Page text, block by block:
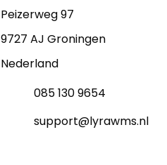
Peizerweg 97
9727 AJ Groningen
Nederland
085 130 9654
support@lyrawms.nl